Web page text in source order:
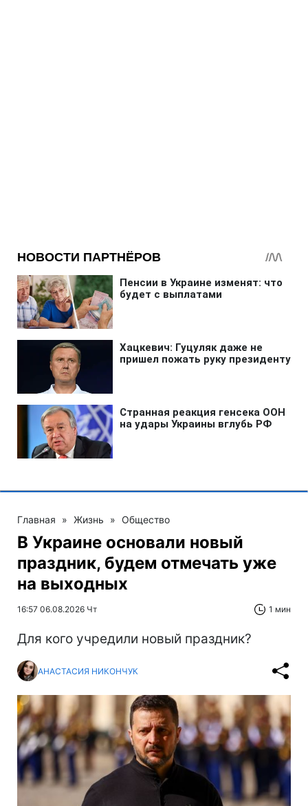
Главная » Жизнь » Общество
В Украине основали новый
праздник, будем отмечать уже
на выходных
16:57 06.08.2026 Чт 1 мин
Для кого учредили новый праздник?
АНАСТАСИЯ НИКОНЧУК